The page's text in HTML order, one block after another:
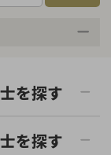
相談可能
を探す
を探す